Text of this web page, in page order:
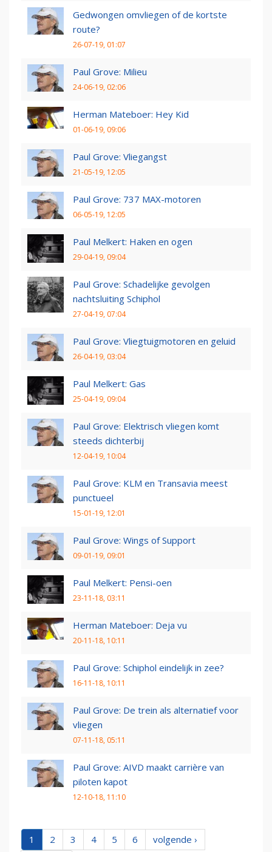
Gedwongen omvliegen of de kortste
route?
26-07-19, 01:07
Paul Grove: Milieu
24-06-19, 02:06
Herman Mateboer: Hey Kid
01-06-19, 09:06
Paul Grove: Vliegangst
21-05-19, 12:05
Paul Grove: 737 MAX-motoren
06-05-19, 12:05
Paul Melkert: Haken en ogen
29-04-19, 09:04
Paul Grove: Schadelijke gevolgen
nachtsluiting Schiphol
27-04-19, 07:04
Paul Grove: Vliegtuigmotoren en geluid
26-04-19, 03:04
Paul Melkert: Gas
25-04-19, 09:04
Paul Grove: Elektrisch vliegen komt
steeds dichterbij
12-04-19, 10:04
Paul Grove: KLM en Transavia meest
punctueel
15-01-19, 12:01
Paul Grove: Wings of Support
09-01-19, 09:01
Paul Melkert: Pensi-oen
23-11-18, 03:11
Herman Mateboer: Deja vu
20-11-18, 10:11
Paul Grove: Schiphol eindelijk in zee?
16-11-18, 10:11
Paul Grove: De trein als alternatief voor
vliegen
07-11-18, 05:11
Paul Grove: AIVD maakt carrière van
piloten kapot
12-10-18, 11:10
1 2 3 4 5 6
volgende ›